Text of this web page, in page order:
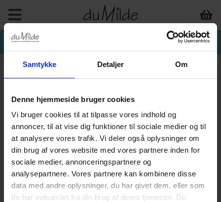
Samtykke Detaljer Om
Denne hjemmeside bruger cookies
Vi bruger cookies til at tilpasse vores indhold og
annoncer, til at vise dig funktioner til sociale medier og til
at analysere vores trafik. Vi deler også oplysninger om
din brug af vores website med vores partnere inden for
sociale medier, annonceringspartnere og
analysepartnere. Vores partnere kan kombinere disse
data med andre oplysninger, du har givet dem, eller som
de har indsamlet fra din brug af deres tjenester. Du
INTERIØR & ANDET